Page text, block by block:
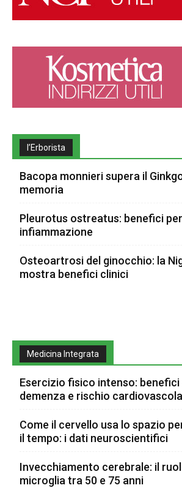
l’Erborista
Bacopa monnieri supera il
memoria
Pleurotus ostreatus: benefici
infiammazione
Osteoartrosi del ginocchio: la
mostra benefici clinici
Medicina Integrata
Esercizio fisico intenso: benefici
demenza e rischio
Come il cervello usa lo spazio
il tempo: i dati neuroscientifici
Invecchiamento cerebrale: il
microglia tra 50 e 75 anni